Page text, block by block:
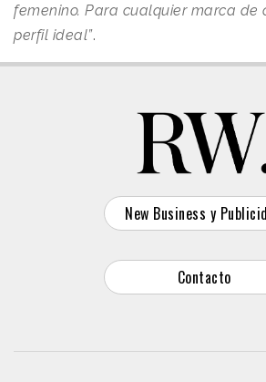
femenino. Para cualquier marca de
perfil ideal”.
New Business y
Contacto